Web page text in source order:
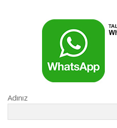
Adınız